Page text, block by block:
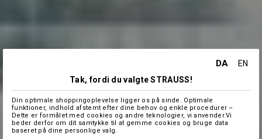
DA
EN
Tak, fordi du valgte STRAUSS!
Din optimale shoppingoplevelse ligger os på sinde. Optimale
funktioner, indhold afstemt efter dine behov og enkle procedurer –
Dette er formålet med cookies og andre teknologier, vi anvender.Vi
beder derfor om dit samtykke til at gemme cookies og bruge data
baseret på dine personlige valg.